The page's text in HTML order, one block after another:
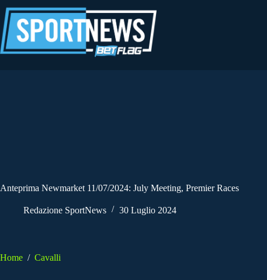
al
contenuto
Anteprima Newmarket 11/07/2024: July Meeting, Premier Races
Redazione SportNews 30 Luglio 2024
Home / Cavalli